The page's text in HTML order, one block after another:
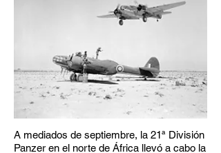
A mediados de septiembre, la 21ª División
Panzer en el norte de África llevó a cabo la